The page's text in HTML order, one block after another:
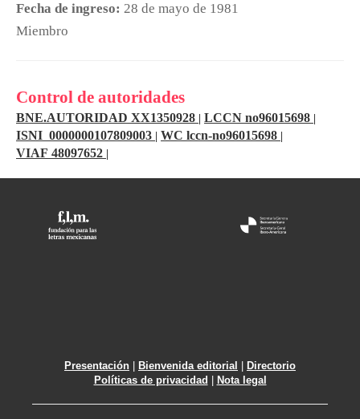
Fecha de ingreso: 28 de mayo de 1981
Miembro
Control de autoridades
BNE.AUTORIDAD XX1350928 | LCCN no96015698 |
ISNI 0000000107809003 | WC lccn-no96015698 |
VIAF 48097652 |
Presentación Bienvenida editorial
Directorio
Políticas de privacidad
Nota legal